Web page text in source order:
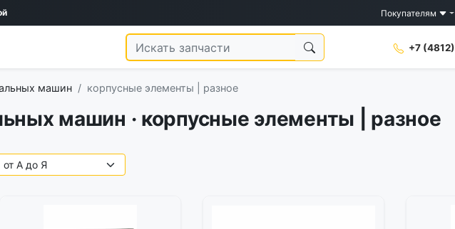
Покупателям
+7 (4812)
машин корпусные элементы | разное
машин · корпусные элементы | разное